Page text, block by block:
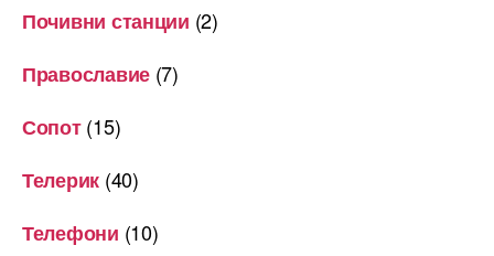
Почивни станции (2)
Православие (7)
Сопот(15)
Телерик (40)
Телефони (10)